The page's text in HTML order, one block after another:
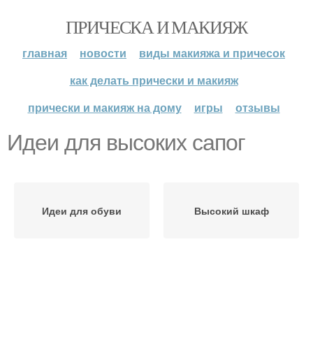
ПРИЧЕСКА И МАКИЯЖ
главная новости
виды макияжа и причесок
как делать прически и макияж
прически и макияж на дому
игры отзывы
Идеи для высоких сапог
Идеи для обуви Высокий шкаф